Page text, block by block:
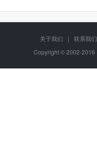
关于我们 |
联系我们
Copyright © 2002-